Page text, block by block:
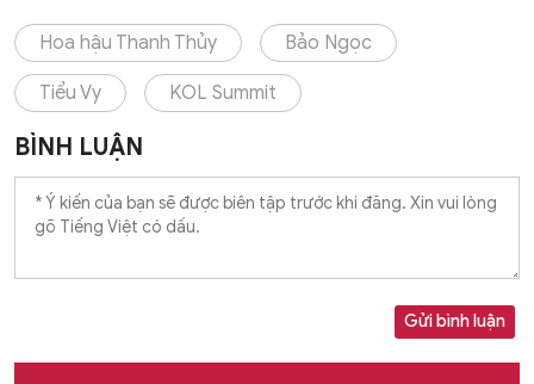
Hoa hậu Thanh Thủy Bảo Ngọc
Tiểu Vy KOL Summit
BÌNH LUẬN
Gửi bình luận